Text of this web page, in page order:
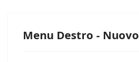
Menu Destro - Nuovo